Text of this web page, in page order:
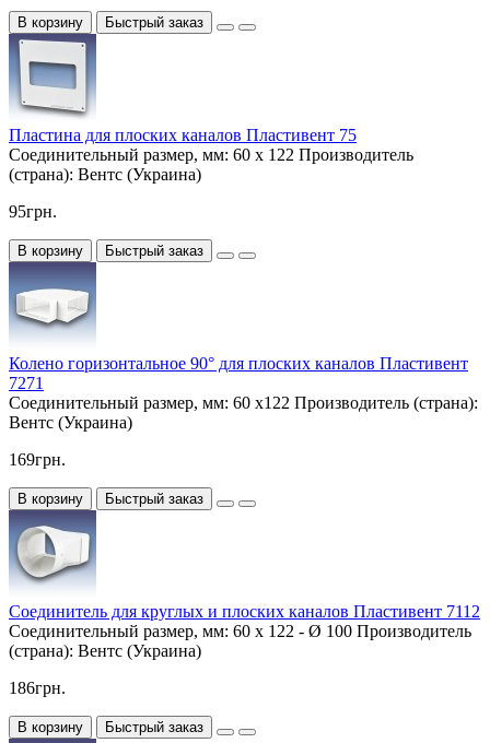
В корзину Быстрый заказ
Пластина для плоских каналов Пластивент 75
Соединительный размер, мм: 60 х 122 Производитель
(страна): Вентс (Украина)
95грн.
В корзину Быстрый заказ
Колено горизонтальное 90° для плоских каналов Пластивент
7271
Соединительный размер, мм: 60 х122 Производитель (страна):
Вентс (Украина)
169грн.
В корзину Быстрый заказ
Соединитель для круглых и плоских каналов Пластивент 7112
Соединительный размер, мм: 60 х 122 - Ø 100 Производитель
(страна): Вентс (Украина)
186грн.
В корзину Быстрый заказ